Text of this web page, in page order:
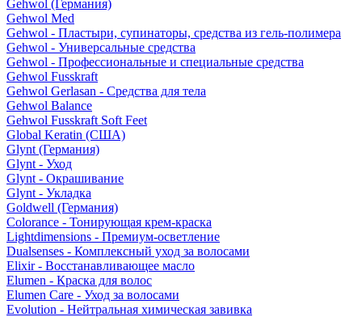
Gehwol (Германия)
Gehwol Med
Gehwol - Пластыри, супинаторы, средства из гель-полимера
Gehwol - Универсальные средства
Gehwol - Профессиональные и специальные средства
Gehwol Fusskraft
Gehwol Gerlasan - Средства для тела
Gehwol Balance
Gehwol Fusskraft Soft Feet
Global Keratin (США)
Glynt (Германия)
Glynt - Уход
Glynt - Окрашивание
Glynt - Укладка
Goldwell (Германия)
Colorance - Тонирующая крем-краска
Lightdimensions - Премиум-осветление
Dualsenses - Комплексный уход за волосами
Elixir - Восстанавливающее масло
Elumen - Краска для волос
Elumen Care - Уход за волосами
Evolution - Нейтральная химическая завивка